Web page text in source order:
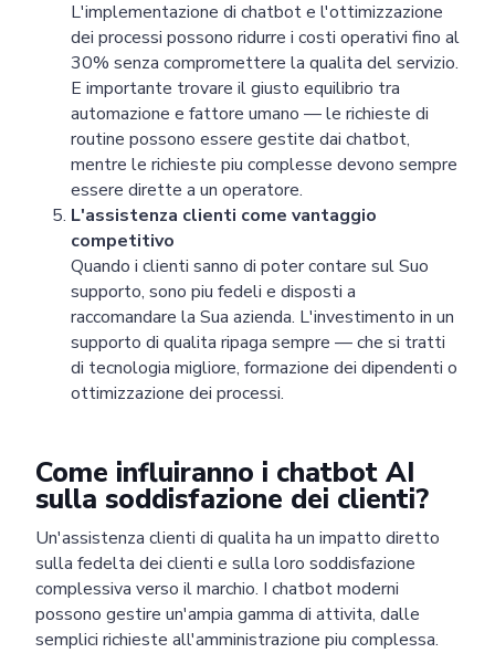
L'implementazione di chatbot e l'ottimizzazione
dei processi possono ridurre i costi operativi fino al
30% senza compromettere la qualita del servizio.
E importante trovare il giusto equilibrio tra
automazione e fattore umano — le richieste di
routine possono essere gestite dai chatbot,
mentre le richieste piu complesse devono sempre
essere dirette a un operatore.
L'assistenza clienti come vantaggio
competitivo
Quando i clienti sanno di poter contare sul Suo
supporto, sono piu fedeli e disposti a
raccomandare la Sua azienda. L'investimento in un
supporto di qualita ripaga sempre — che si tratti
di tecnologia migliore, formazione dei dipendenti o
ottimizzazione dei processi.
Come influiranno i chatbot AI
sulla soddisfazione dei clienti?
Un'assistenza clienti di qualita ha un impatto diretto
sulla fedelta dei clienti e sulla loro soddisfazione
complessiva verso il marchio. I chatbot moderni
possono gestire un'ampia gamma di attivita, dalle
semplici richieste all'amministrazione piu complessa.